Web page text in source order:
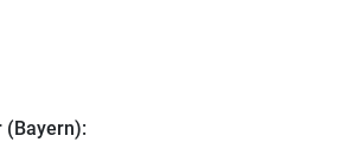
(Bayern):